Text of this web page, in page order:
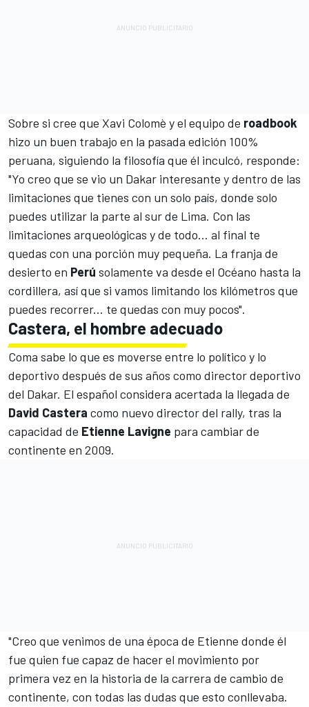
Sobre si cree que Xavi Colomè y el equipo de roadbook
hizo un buen trabajo en la pasada edición 100%
peruana, siguiendo la filosofía que él inculcó, responde:
"Yo creo que se vio un Dakar interesante y dentro de las
limitaciones que tienes con un solo país, donde solo
puedes utilizar la parte al sur de Lima. Con las
limitaciones arqueológicas y de todo... al final te
quedas con una porción muy pequeña. La franja de
desierto en Perú solamente va desde el Océano hasta la
cordillera, así que si vamos limitando los kilómetros que
puedes recorrer... te quedas con muy pocos".
Castera, el hombre adecuado
Coma sabe lo que es moverse entre lo político y lo
deportivo después de sus años como director deportivo
del Dakar. El español considera acertada la llegada de
David Castera como nuevo director del rally, tras la
capacidad de Etienne Lavigne para cambiar de
continente en 2009.
"Creo que venimos de una época de Etienne donde él
fue quien fue capaz de hacer el movimiento por
primera vez en la historia de la carrera de cambio de
continente, con todas las dudas que esto conllevaba.